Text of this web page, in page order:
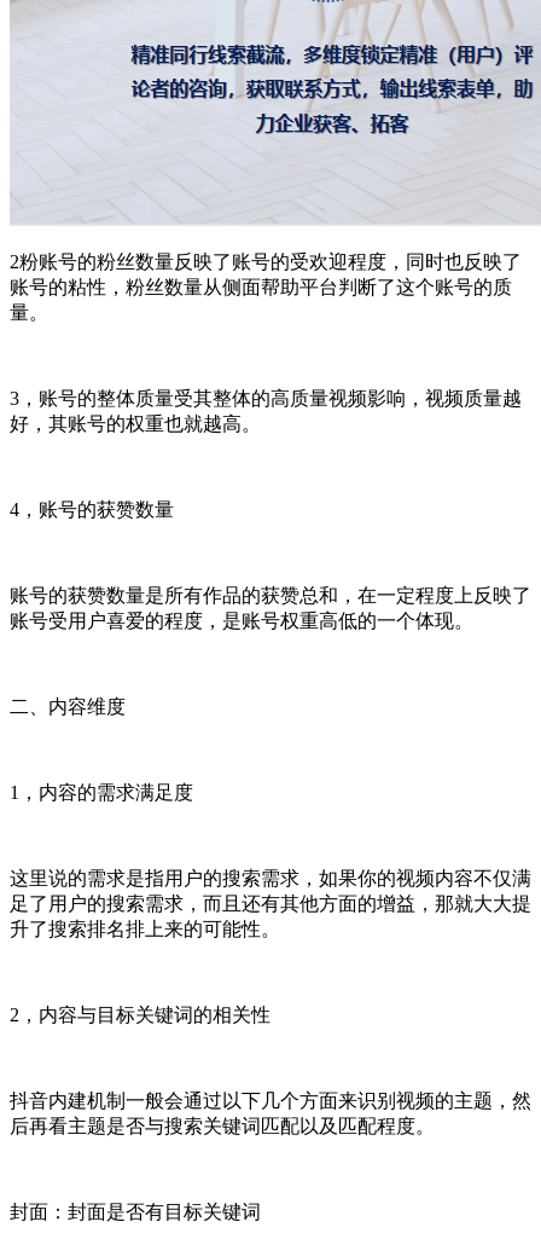
2粉账号的粉丝数量反映了账号的受欢迎程度，同时也反映了
账号的粘性，粉丝数量从侧面帮助平台判断了这个账号的质
量。
3，账号的整体质量受其整体的高质量视频影响，视频质量越
好，其账号的权重也就越高。
4，账号的获赞数量
账号的获赞数量是所有作品的获赞总和，在一定程度上反映了
账号受用户喜爱的程度，是账号权重高低的一个体现。
二、内容维度
1，内容的需求满足度
这里说的需求是指用户的搜索需求，如果你的视频内容不仅满
足了用户的搜索需求，而且还有其他方面的增益，那就大大提
升了搜索排名排上来的可能性。
2，内容与目标关键词的相关性
抖音内建机制一般会通过以下几个方面来识别视频的主题，然
后再看主题是否与搜索关键词匹配以及匹配程度。
封面：封面是否有目标关键词